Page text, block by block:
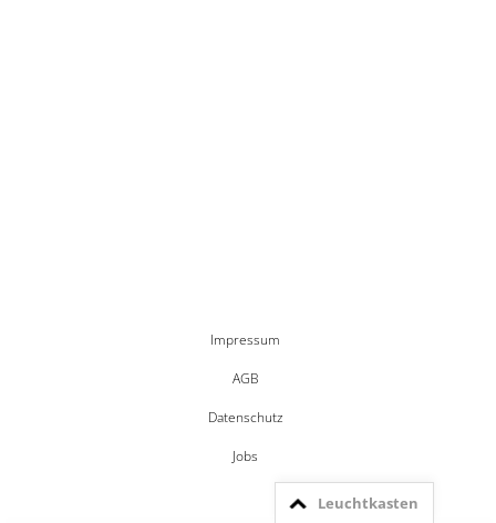
Impressum
AGB
Datenschutz
Jobs
Leuchtkasten